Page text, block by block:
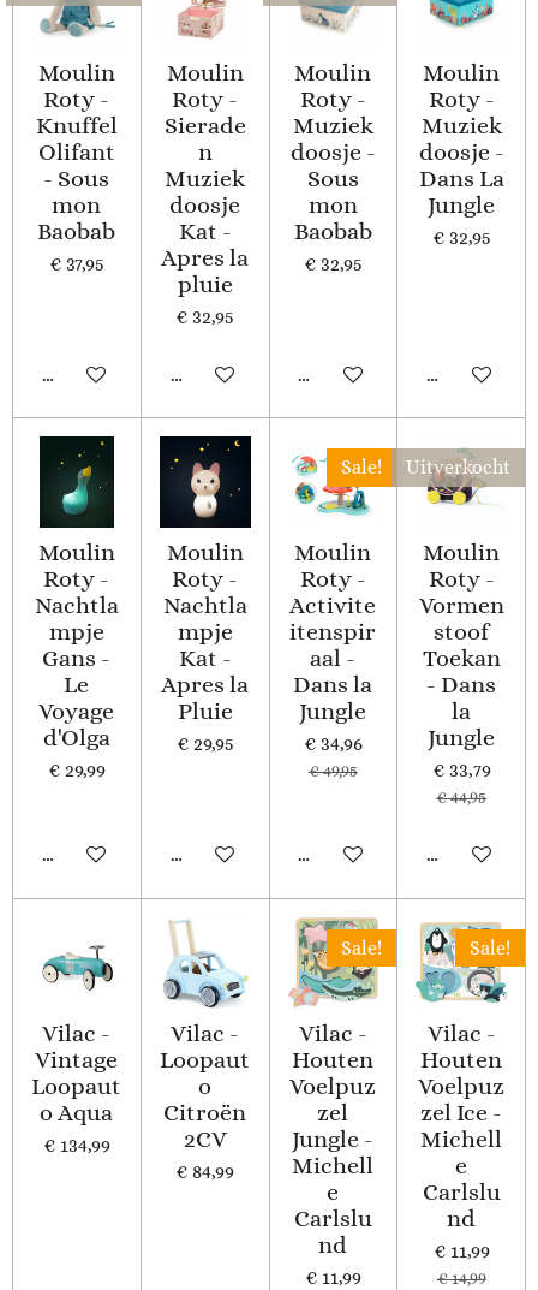
Moulin
Roty -
Knuffel
Olifant
- Sous
mon
Baobab
€ 37,95
Houd mij op de hoogte
Moulin
Roty -
Sierade
n
Muziek
doosje
Kat -
Apres la
pluie
€ 32,95
In winkelwagen
Moulin
Roty -
Muziek
doosje -
Sous
mon
Baobab
€ 32,95
Houd mij op de hoogte
Moulin
Roty -
Muziek
doosje -
Dans La
Jungle
€ 32,95
In
Moulin
Roty -
Nachtla
mpje
Gans -
Le
Voyage
d'Olga
€ 29,99
In winkelwagen
Moulin
Roty -
Nachtla
mpje
Kat -
Apres la
Pluie
€ 29,95
In winkelwagen
Sale!
Moulin
Roty -
Activite
itenspir
aal -
Dans la
Jungle
€ 34,96
€ 49,95
In winkelwagen
Uitverkocht
Moulin
Roty -
Vormen
stoof
Toekan
- Dans
la
Jungle
€ 33,79
€ 44,95
Houd mij op
Vilac -
Vintage
Loopaut
o Aqua
€ 134,99
Vilac -
Loopaut
o
Citroën
2CV
€ 84,99
Sale!
Vilac -
Houten
Voelpuz
zel
Jungle -
Michell
e
Carlslu
nd
€ 11,99
Sale!
Vilac -
Houten
Voelpuz
zel Ice -
Michell
e
Carlslu
nd
€ 11,99
€ 14,99